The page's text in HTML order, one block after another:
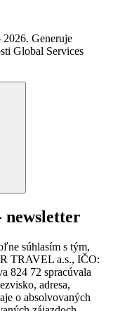
Generuje
Global Services
newsletter
súhlasím s tým,
TRAVEL a.s., IČO:
824 72 spracúvala
adresa,
o absolvovaných